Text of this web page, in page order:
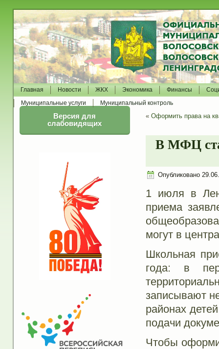
Главная Новости ЖКХ Экономика Финансы
Муниципальные услуги
Муниципальный контроль
Версия для
слабовидящих
« Оформить права на
В МФЦ
Опубликовано
1 июля в
приема
могут в
Школьная
года: в
записывают
районах
подачи
Чтобы